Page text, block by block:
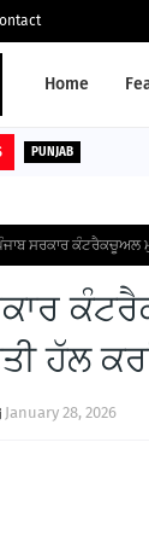
Home
PUNJAB
ਸਰਕਾਰ ਕੰਟਰੈਕਚੂਅਲ
ਹੱਲ
January 28, 2026